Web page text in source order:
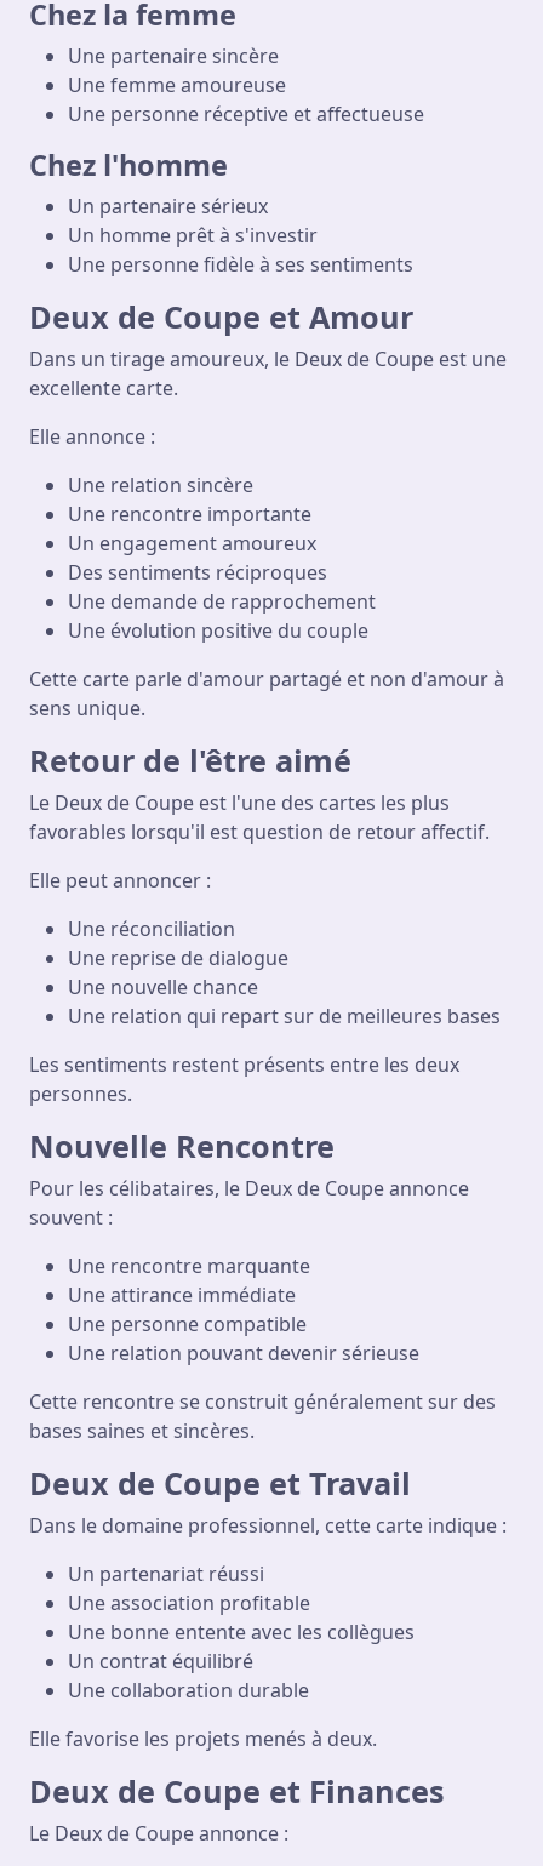
Chez la femme
Une partenaire sincère
Une femme amoureuse
Une personne réceptive et affectueuse
Chez l'homme
Un partenaire sérieux
Un homme prêt à s'investir
Une personne fidèle à ses sentiments
Deux de Coupe et Amour
Dans un tirage amoureux, le Deux de Coupe est une
excellente carte.
Elle annonce :
Une relation sincère
Une rencontre importante
Un engagement amoureux
Des sentiments réciproques
Une demande de rapprochement
Une évolution positive du couple
Cette carte parle d'amour partagé et non d'amour à
sens unique.
Retour de l'être aimé
Le Deux de Coupe est l'une des cartes les plus
favorables lorsqu'il est question de retour affectif.
Elle peut annoncer :
Une réconciliation
Une reprise de dialogue
Une nouvelle chance
Une relation qui repart sur de meilleures bases
Les sentiments restent présents entre les deux
personnes.
Nouvelle Rencontre
Pour les célibataires, le Deux de Coupe annonce
souvent :
Une rencontre marquante
Une attirance immédiate
Une personne compatible
Une relation pouvant devenir sérieuse
Cette rencontre se construit généralement sur des
bases saines et sincères.
Deux de Coupe et Travail
Dans le domaine professionnel, cette carte indique :
Un partenariat réussi
Une association profitable
Une bonne entente avec les collègues
Un contrat équilibré
Une collaboration durable
Elle favorise les projets menés à deux.
Deux de Coupe et Finances
Le Deux de Coupe annonce :